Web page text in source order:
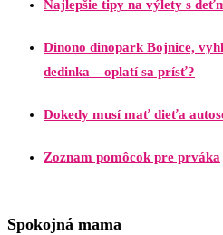
Najlepšie tipy na výlety s
Dinono dinopark Bojnice,
dedinka – oplatí sa prísť?
Dokedy musí mať dieťa
Zoznam pomôcok pre prváka
Spokojná mama